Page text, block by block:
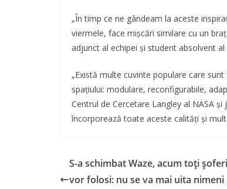
„În timp ce ne gândeam la aceste
viermele, face mișcări similare cu un
adjunct al echipei și student absolvent
„Există multe cuvinte populare care
spațiului: modulare, reconfigurabile,
Centrul de Cercetare Langley al NASA
încorporează toate aceste calități și
S-a schimbat Waze, acum toți
vor folosi: nu se va mai uita nimeni